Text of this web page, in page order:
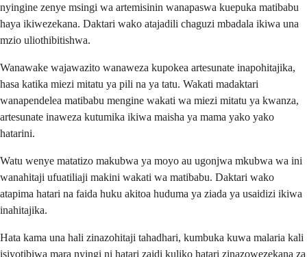
nyingine zenye msingi wa artemisinin wanapaswa kuepuka matibabu
haya ikiwezekana. Daktari wako atajadili chaguzi mbadala ikiwa una
mzio uliothibitishwa.
Wanawake wajawazito wanaweza kupokea artesunate inapohitajika,
hasa katika miezi mitatu ya pili na ya tatu. Wakati madaktari
wanapendelea matibabu mengine wakati wa miezi mitatu ya kwanza,
artesunate inaweza kutumika ikiwa maisha ya mama yako yako
hatarini.
Watu wenye matatizo makubwa ya moyo au ugonjwa mkubwa wa ini
wanahitaji ufuatiliaji makini wakati wa matibabu. Daktari wako
atapima hatari na faida huku akitoa huduma ya ziada ya usaidizi ikiwa
inahitajika.
Hata kama una hali zinazohitaji tahadhari, kumbuka kuwa malaria kali
isiyotibiwa mara nyingi ni hatari zaidi kuliko hatari zinazowezekana za